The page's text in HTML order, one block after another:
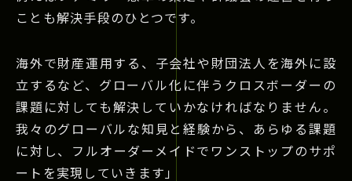
ことも解決手段のひとつです。
海外で財産運用する、子会社や財団法人を海外に設
立するなど、グローバル化に伴うクロスボーダーの
課題に対しても解決していかなければなりません。
我々のグローバルな知見と経験から、あらゆる課題
に対し、フルオーダーメイドでワンストップのサポ
ートを実現していきます」